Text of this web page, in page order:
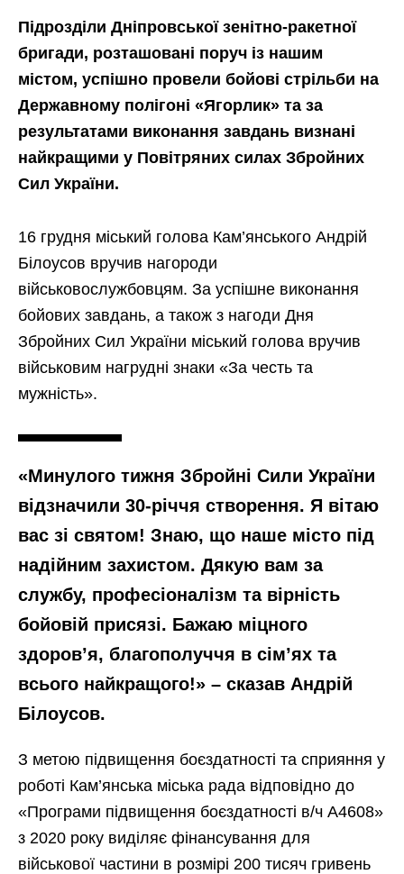
Підрозділи Дніпровської зенітно-ракетної
бригади, розташовані поруч із нашим
містом, успішно провели бойові стрільби на
Державному полігоні «Ягорлик» та за
результатами виконання завдань визнані
найкращими у Повітряних силах Збройних
Сил України.
16 грудня міський голова Кам’янського Андрій
Білоусов вручив нагороди
військовослужбовцям. За успішне виконання
бойових завдань, а також з нагоди Дня
Збройних Сил України міський голова вручив
військовим нагрудні знаки «За честь та
мужність».
«Минулого тижня Збройні Сили України
відзначили 30-річчя створення. Я вітаю
вас зі святом! Знаю, що наше місто під
надійним захистом. Дякую вам за
службу, професіоналізм та вірність
бойовій присязі. Бажаю міцного
здоров’я, благополуччя в сім’ях та
всього найкращого!» – сказав Андрій
Білоусов.
З метою підвищення боєздатності та сприяння у
роботі Кам’янська міська рада відповідно до
«Програми підвищення боєздатності в/ч А4608»
з 2020 року виділяє фінансування для
військової частини в розмірі 200 тисяч гривень